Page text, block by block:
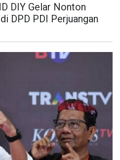
DIY Gelar Nonton
DPD PDI Perjuangan